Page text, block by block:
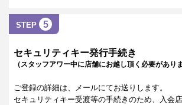
STEP 5
セキュリティキー発行手続き
（スタッフアワー中に店舗にお越し頂く必要がありま
ご登録の詳細は、メールにてお送りします。
セキュリティキー受渡等の手続きのため、入会